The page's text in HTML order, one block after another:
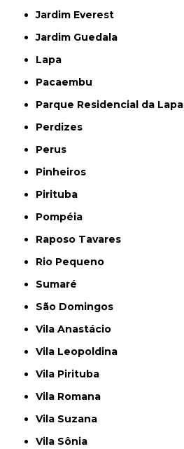
Jardim Everest
Jardim Guedala
Lapa
Pacaembu
Parque Residencial da Lapa
Perdizes
Perus
Pinheiros
Pirituba
Pompéia
Raposo Tavares
Rio Pequeno
Sumaré
São Domingos
Vila Anastácio
Vila Leopoldina
Vila Pirituba
Vila Romana
Vila Suzana
Vila Sônia